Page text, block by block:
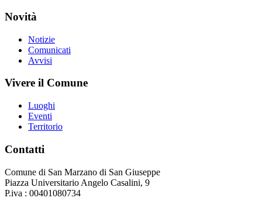
Novità
Notizie
Comunicati
Avvisi
Vivere il Comune
Luoghi
Eventi
Territorio
Contatti
Comune di San Marzano di San Giuseppe
Piazza Universitario Angelo Casalini, 9
P.iva : 00401080734